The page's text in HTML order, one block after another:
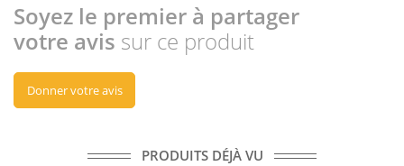
Soyez le premier à partager
votre avis sur ce produit
Donner votre avis
PRODUITS DÉJÀ VU